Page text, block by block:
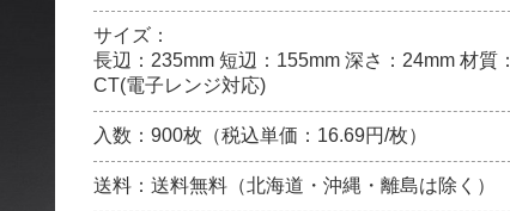
サイズ：
長辺：235mm 短辺：155mm 深さ：24mm 材質：
CT(電子レンジ対応)
入数：900枚（税込単価：16.69円/枚）
送料：送料無料（北海道・沖縄・離島は除く）